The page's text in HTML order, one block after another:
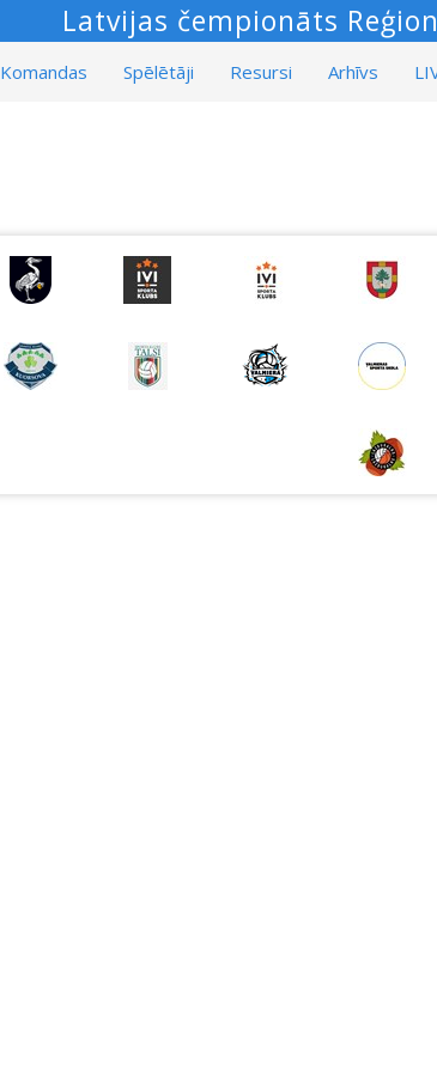
Latvijas čempionāts
Komandas Spēlētāji Resursi Arhīvs